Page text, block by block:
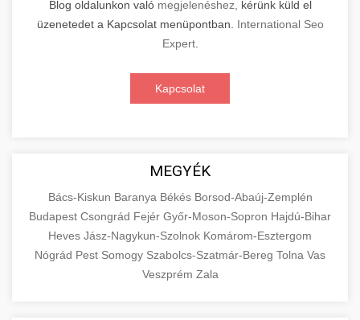
Blog oldalunkon való megjelenéshez,
kérünk küld el
üzenetedet a Kapcsolat menüpontban. International Seo
Expert.
Kapcsolat
MEGYÉK
Bács-Kiskun Baranya Békés Borsod-Abaúj-Zemplén
Budapest Csongrád Fejér Győr-Moson-Sopron Hajdú-Bihar
Heves Jász-Nagykun-Szolnok Komárom-Esztergom
Nógrád Pest Somogy Szabolcs-Szatmár-Bereg Tolna Vas
Veszprém Zala